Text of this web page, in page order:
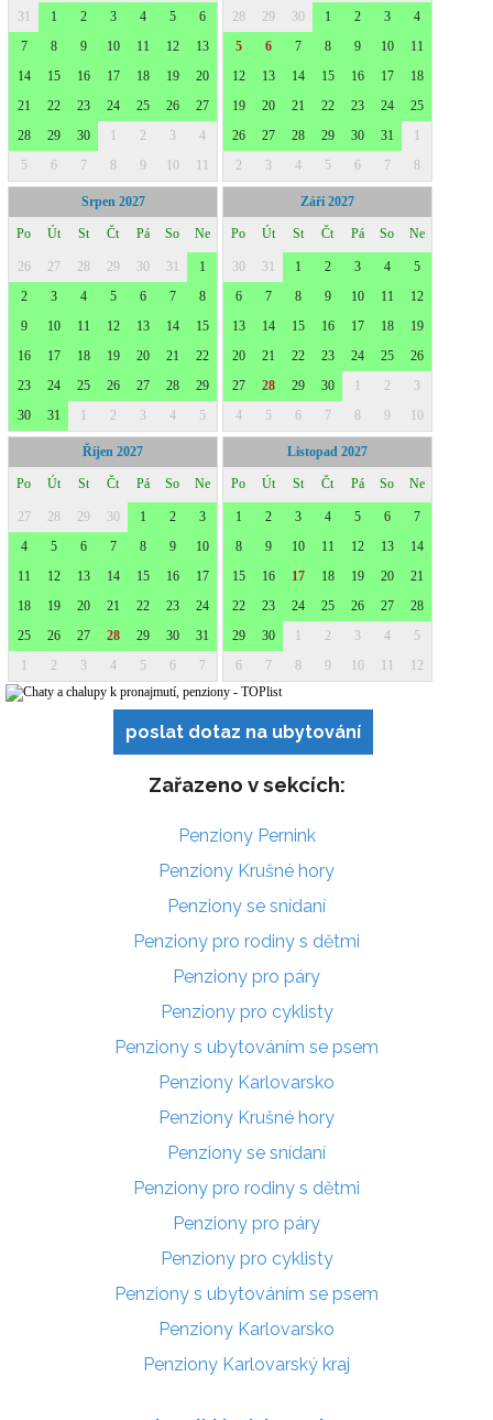
poslat dotaz na ubytování
Zařazeno v sekcích:
Penziony Pernink
Penziony Krušné hory
Penziony se snídaní
Penziony pro rodiny s dětmi
Penziony pro páry
Penziony pro cyklisty
Penziony s ubytováním se psem
Penziony Karlovarsko
Penziony Krušné hory
Penziony se snídaní
Penziony pro rodiny s dětmi
Penziony pro páry
Penziony pro cyklisty
Penziony s ubytováním se psem
Penziony Karlovarsko
Penziony Karlovarský kraj